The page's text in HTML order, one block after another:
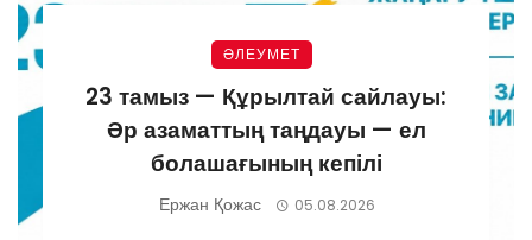
ӘЛЕУМЕТ
23 тамыз — Құрылтай сайлауы:
Әр азаматтың таңдауы — ел
болашағының кепілі
Ержан Қожас 05.08.2026